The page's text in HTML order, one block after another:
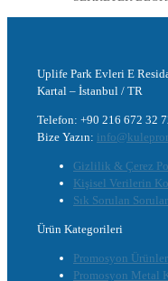
Uplife Park Evleri E
Kartal – İstanbul / TR
Telefon: +90 216 672 32
Bize Yazın:
Gizlilik & Çerez
Kişisel Verilerin
Sık Sorulan
Ürün Kategorileri
Promosyon
Promosyon Metal